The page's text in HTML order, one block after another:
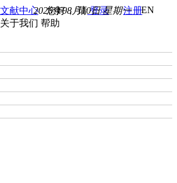
您好， 请登录 注册EN
2026年08月10日 星期一
关于我们 帮助